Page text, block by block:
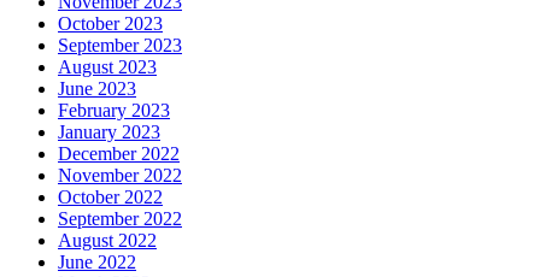
October 2023
September 2023
August 2023
June 2023
February 2023
January 2023
December 2022
November 2022
October 2022
September 2022
August 2022
June 2022